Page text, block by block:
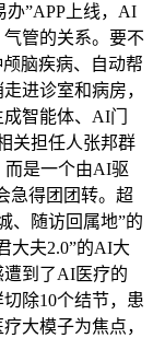
办”APP上线，AI
管的关系。要不
脑疾病、自动帮
进诊室和病房，
智能体、AI门
关担任人张邦群
而是一个由AI驱
急得团团转。超
、随访回属地”的
大夫2.0”的AI大
到了AI医疗的
除10个结节，患
大模子为焦点，